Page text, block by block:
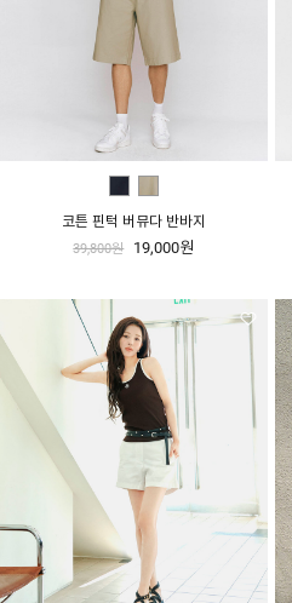
코튼 핀턱 버뮤다 반바지
39,800원 19,000원